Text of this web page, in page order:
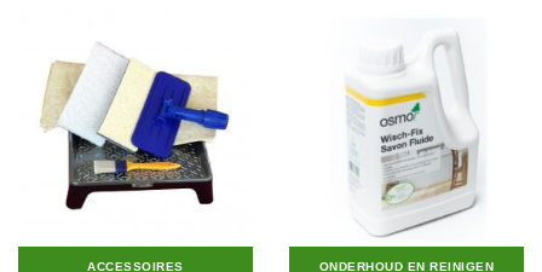
ACCESSOIRES ONDERHOUD EN REINIGEN